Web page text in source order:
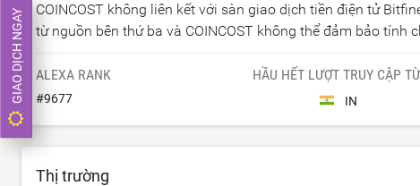
COINCOST không liên kết với sàn giao dịch tiền điện tử
từ nguồn bên thứ ba và COINCOST không thể đảm bảo tính
ALEXA RANK
#9677
HẦU HẾT LƯỢT TRUY CẬP TỪ
IN
Thị trường
GIAO DỊCH NGAY